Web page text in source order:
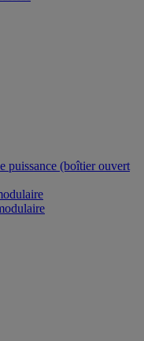
puissance (boîtier ouvert